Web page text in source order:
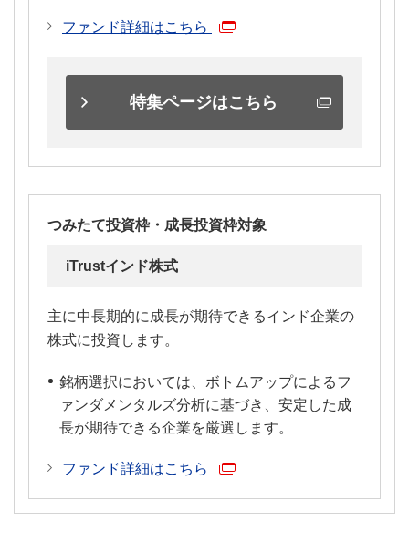
ファンド詳細はこちら
特集ページはこちら
つみたて投資枠・成長投資枠対象
iTrustインド株式
主に中長期的に成長が期待できるインド企業の
株式に投資します。
銘柄選択においては、ボトムアップによるフ
ァンダメンタルズ分析に基づき、安定した成
長が期待できる企業を厳選します。
ファンド詳細はこちら